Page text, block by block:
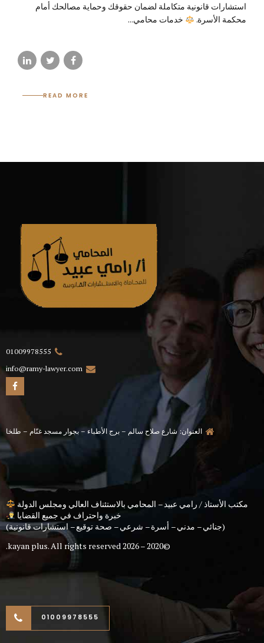
استشارات قانونية متكاملة لضمان حقوقك وحماية مصالحك أمام
محكمة الأسرة.
خدمات محامي...
READ MORE
01009978555
info@ramy-lawyer.com
العنوان: شارع صلاح سالم – برج الأطباء – بجوار مسجد غنّام – طلخا
مكتب الأستاذ / رامي عبيد – المحامي بالاستئناف العالي ومجلس الدولة
خبرة واحتراف في جميع القضايا
(جنائي – مدني – أسرة – شرعي – صحة توقيع – استشارات قانونية)
©2020 – 2026
kayan plus. All rights reserved.
01009978555